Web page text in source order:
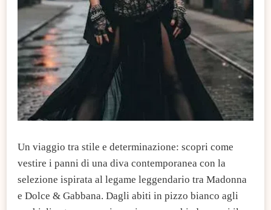
Un viaggio tra stile e determinazione: scopri come
vestire i panni di una diva contemporanea con la
selezione ispirata al legame leggendario tra Madonna
e Dolce & Gabbana. Dagli abiti in pizzo bianco agli